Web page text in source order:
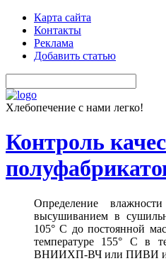
Карта сайта
Контакты
Реклама
Добавить статью
Хлебопечение с нами легко!
Контроль
Определение
высушиванием в
105° С до постоянной
температуре 155° С в
ВНИИХП-ВЧ или ПИВИ и